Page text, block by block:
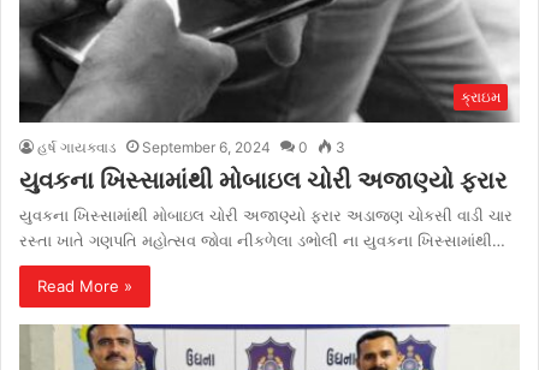
ક્રાઇમ
હર્ષ ગાયક્વાડ September 6, 2024 0 3
યુવકના ખિસ્સામાંથી મોબાઇલ ચોરી અજાણ્યો ફરાર
યુવકના ખિસ્સામાંથી મોબાઇલ ચોરી અજાણ્યો ફરાર અડાજણ ચોકસી વાડી ચાર
રસ્તા ખાતે ગણપતિ મહોત્સવ જોવા નીકળેલા ડભોલી ના યુવકના ખિસ્સામાંથી…
Read More »